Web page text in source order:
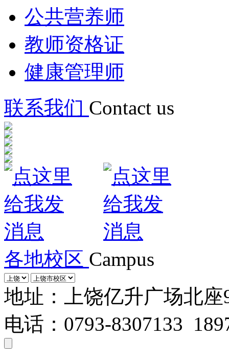
公共营养师
教师资格证
健康管理师
联系我们 Contact us
各地校区 Campus
地址：上饶亿升广场北
电话：0793-8307133